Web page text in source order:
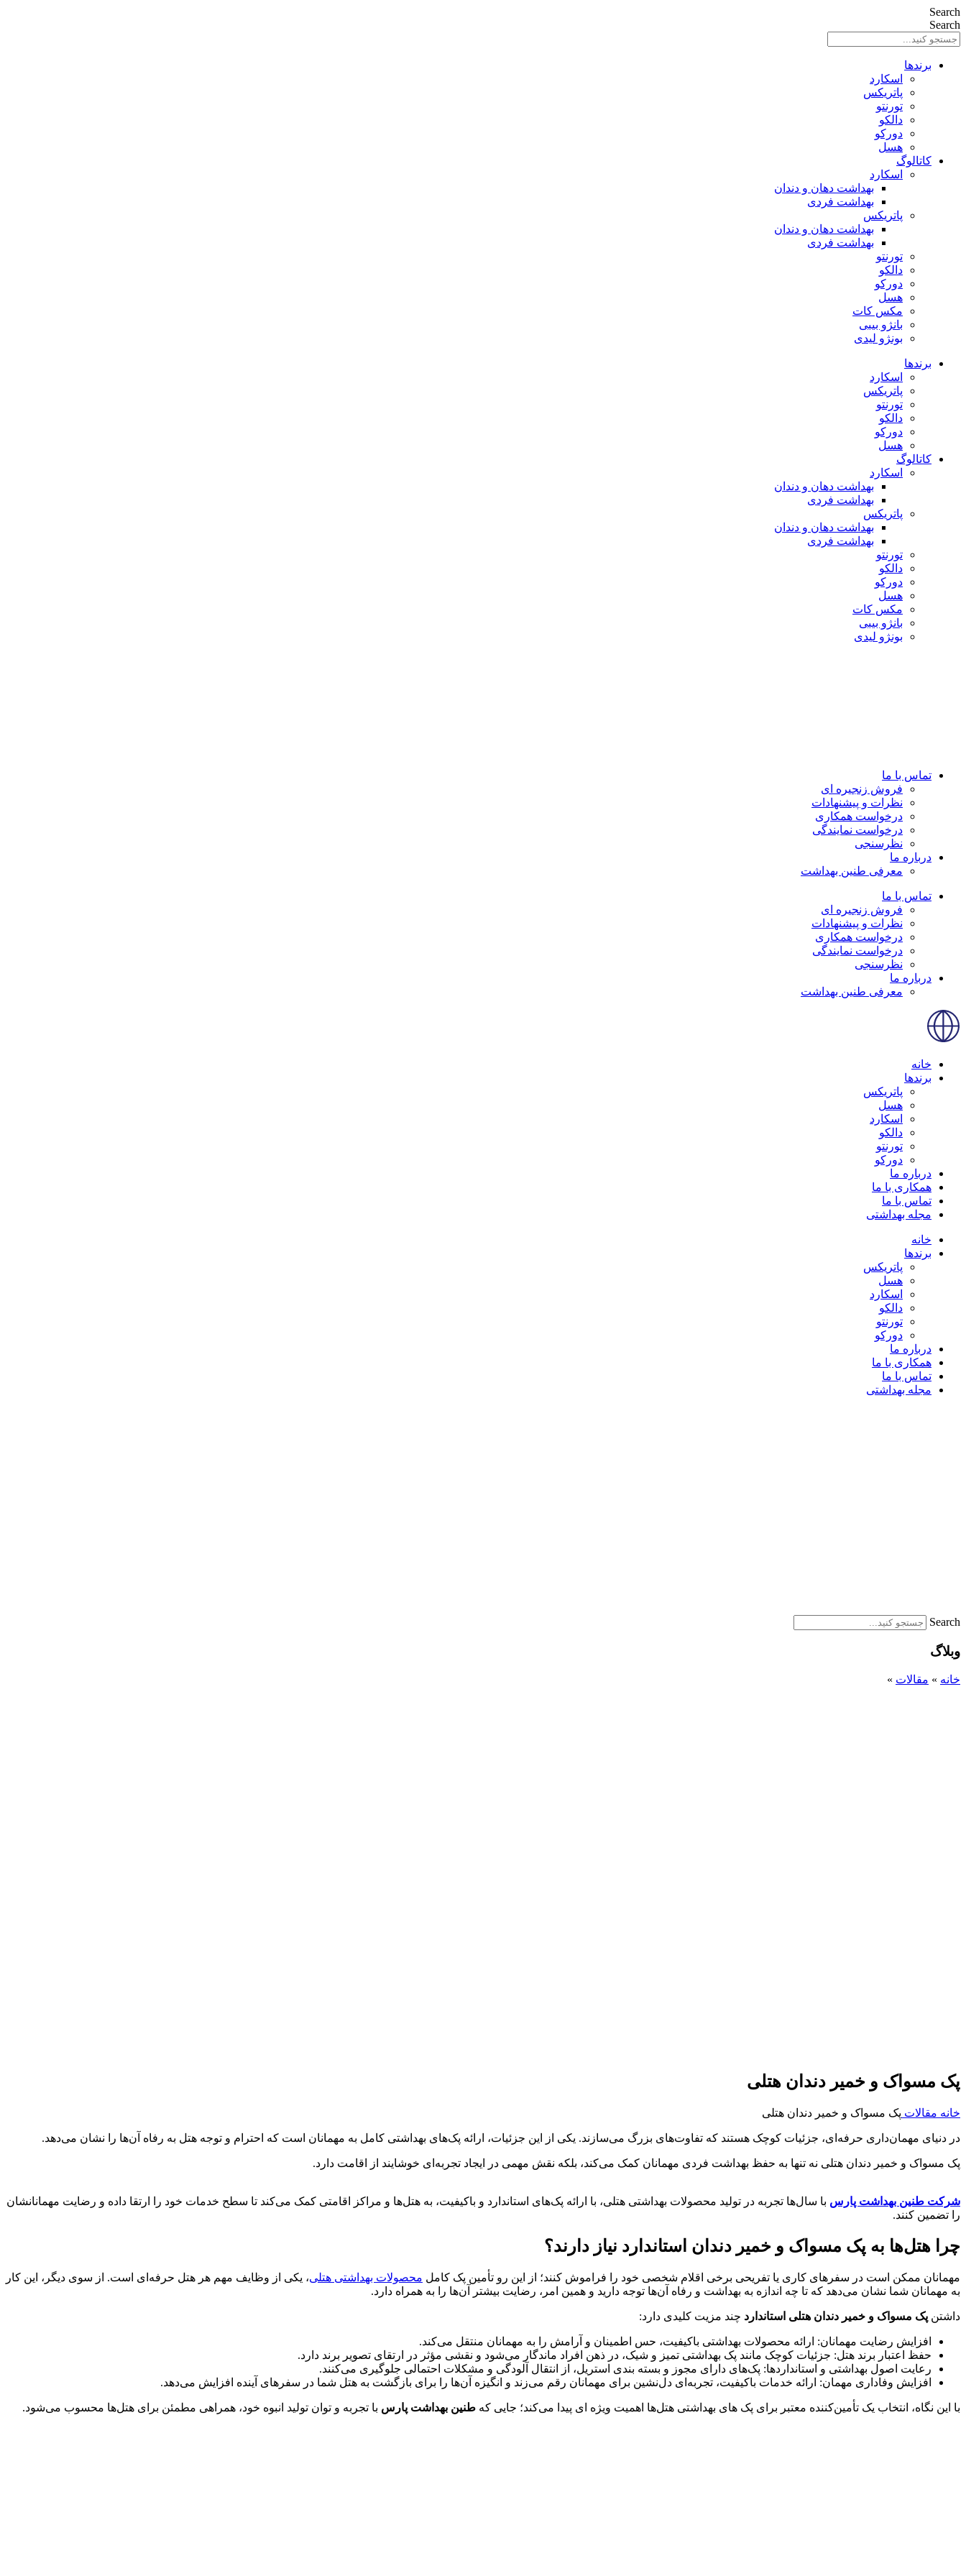
Search
Search
برندها
اسکارد
پاتریکس
تورنتو
دالکو
دورکو
هسل
کاتالوگ
اسکارد
بهداشت دهان و دندان
بهداشت فردی
پاتریکس
بهداشت دهان و دندان
بهداشت فردی
تورنتو
دالکو
دورکو
هسل
مکس کات
بانژو بیبی
بونژو لیدی
برندها
اسکارد
پاتریکس
تورنتو
دالکو
دورکو
هسل
کاتالوگ
اسکارد
بهداشت دهان و دندان
بهداشت فردی
پاتریکس
بهداشت دهان و دندان
بهداشت فردی
تورنتو
دالکو
دورکو
هسل
مکس کات
بانژو بیبی
بونژو لیدی
تماس با ما
فروش زنجیره ای
نظرات و پیشنهادات
درخواست همکاری
درخواست نمایندگی
نظرسنجی
درباره ما
معرفی طنین بهداشت
تماس با ما
فروش زنجیره ای
نظرات و پیشنهادات
درخواست همکاری
درخواست نمایندگی
نظرسنجی
درباره ما
معرفی طنین بهداشت
خانه
برندها
پاتریکس
هسل
اسکارد
دالکو
تورنتو
دورکو
درباره ما
همکاری با ما
تماس با ما
مجله بهداشتی
خانه
برندها
پاتریکس
هسل
اسکارد
دالکو
تورنتو
دورکو
درباره ما
همکاری با ما
تماس با ما
مجله بهداشتی
Search
وبلاگ
خانه » مقالات »
پک مسواک و خمیر دندان هتلی
خانه مقالات پک مسواک و خمیر دندان هتلی
در دنیای مهمان‌داری حرفه‌ای، جزئیات کوچک هستند که تفاوت‌های بزرگ می‌سازند. یکی از این جزئیات، ارائه پک‌‌های بهداشتی کامل به مهمانان است که احترام و توجه هتل به رفاه آن‌ها را نشان می‌دهد.
پک مسواک و خمیر دندان هتلی نه‌ تنها به حفظ بهداشت فردی مهمانان کمک می‌کند، بلکه نقش مهمی در ایجاد تجربه‌ای خوشایند از اقامت دارد.
شرکت طنین بهداشت پارس با سال‌ها تجربه در تولید محصولات بهداشتی هتلی، با ارائه پک‌‌های استاندارد و باکیفیت، به هتل‌ها و مراکز اقامتی کمک می‌کند تا سطح خدمات خود را ارتقا داده و رضایت مهمانانشان
را تضمین کنند.
چرا هتل‌ها به پک مسواک و خمیر دندان استاندارد نیاز دارند؟
مهمانان ممکن است در سفرهای کاری یا تفریحی برخی اقلام شخصی خود را فراموش کنند؛ از این ‌رو تأمین پک کامل محصولات بهداشتی هتلی، یکی از وظایف مهم هر هتل حرفه‌ای است. از سوی دیگر، این کار
به مهمانان شما نشان می‌دهد که تا چه اندازه به بهداشت و رفاه آن‌ها توجه دارید و همین امر، رضایت بیشتر آن‌ها را به همراه دارد.
داشتن پک مسواک و خمیر دندان هتلی استاندارد چند مزیت کلیدی دارد:
افزایش رضایت مهمانان: ارائه محصولات بهداشتی باکیفیت، حس اطمینان و آرامش را به مهمانان منتقل می‌کند.
حفظ اعتبار برند هتل: جزئیات کوچک مانند پک بهداشتی تمیز و شیک، در ذهن افراد ماندگار می‌شود و نقشی مؤثر در ارتقای تصویر برند دارد.
رعایت اصول بهداشتی و استانداردها: پک‌های دارای مجوز و بسته ‌بندی استریل، از انتقال آلودگی و مشکلات احتمالی جلوگیری می‌کنند.
افزایش وفاداری مهمان: ارائه خدمات باکیفیت، تجربه‌ای دل‌نشین برای مهمانان رقم می‌زند و انگیزه آن‌ها را برای بازگشت به هتل شما در سفرهای آینده افزایش می‌دهد.
با این نگاه، انتخاب یک تأمین‌کننده معتبر برای پک ‌های بهداشتی هتل‌ها اهمیت ویژه‌ ای پیدا می‌کند؛ جایی که طنین بهداشت پارس با تجربه و توان تولید انبوه خود، همراهی مطمئن برای هتل‌ها محسوب می‌شود.